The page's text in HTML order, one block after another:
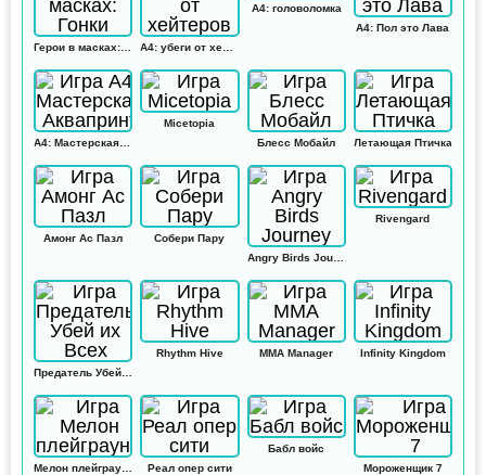
А4: головоломка
А4: Пол это Лава
Micetopia
Блесс Мобайл
Летающая Птичка
Амонг Ас Пазл
Собери Пару
Angry Birds Journey
Rivengard
Rhythm Hive MMA Manager Infinity Kingdom
Реал опер сити
Бабл войс
Мороженщик 7